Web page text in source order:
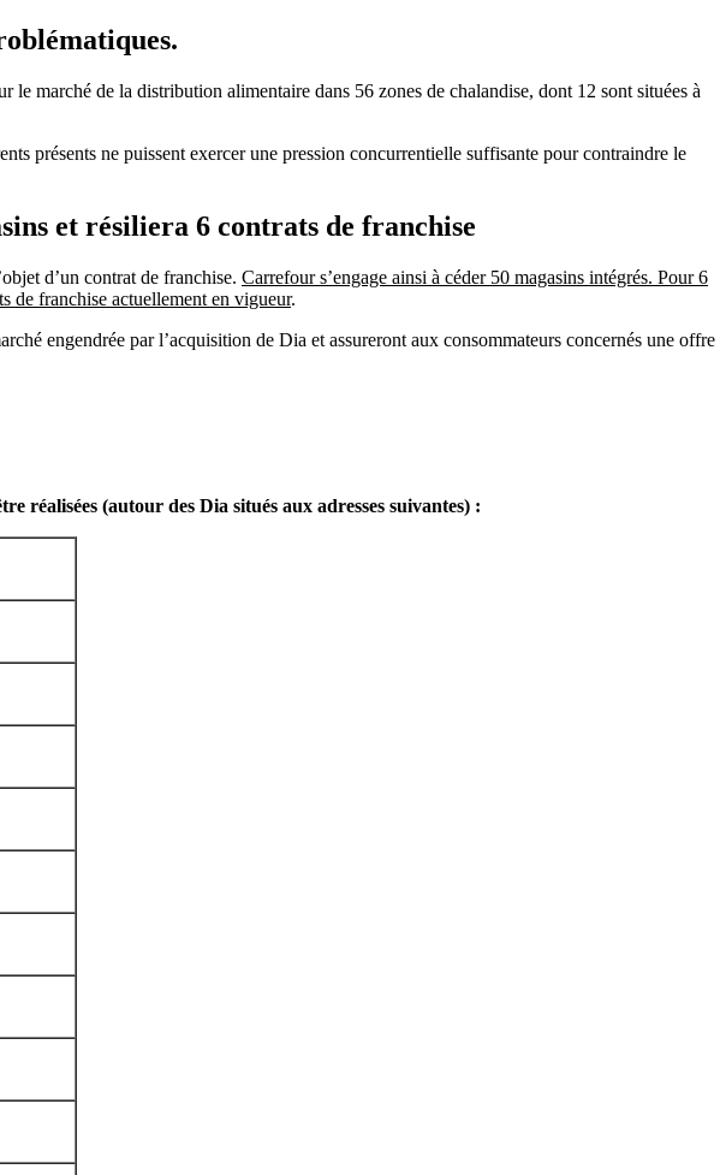
marché de la distribution alimentaire dans 56 zones de chalandise, dont 12 sont situées à
présents ne puissent exercer une pression concurrentielle suffisante pour contraindre le
et résiliera 6 contrats de franchise
d’un contrat de franchise. Carrefour s’engage ainsi à céder 50 magasins intégrés. Pour 6
de franchise actuellement en vigueur.
engendrée par l’acquisition de Dia et assureront aux consommateurs concernés une offre
réalisées (autour des Dia situés aux adresses suivantes) :